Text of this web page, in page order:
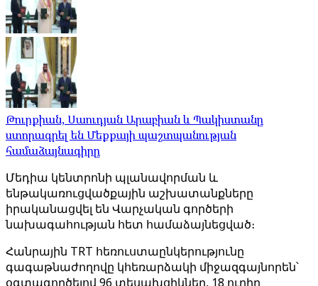
Թուրքիան, Սաուդյան Արաբիան և Պակիստանը
ստորագրել են Մեքքայի պաշտպանության
համաձայնագիրը
Մեդիա կենտրոնի պլանավորման և
ենթակառուցվածքային աշխատանքները
իրականացվել են Վարչական գործերի
նախագահության հետ համաձայնեցված։
Հանրային TRT հեռուստաընկերությունը
գագաթնաժողովը կհեռարձակի միջազգայնորեն՝
օգտագործելով 96 տեսախցիկներ, 18 ուղիղ